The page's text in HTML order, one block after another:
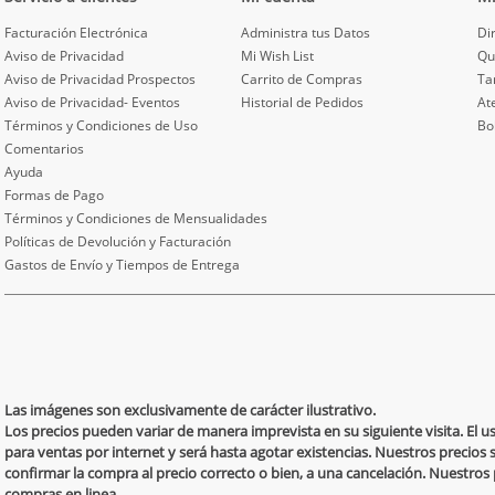
Facturación Electrónica
Aviso de Privacidad
Aviso de Privacidad Prospectos
Aviso de Privacidad- Eventos
Términos y Condiciones de Uso
Comentarios
Ayuda
Formas de Pago
Términos y Condiciones de Mensualidades
Políticas de Devolución y Facturación
Gastos de Envío y Tiempos de Entrega
Administra tus Datos
Mi Wish List
Carrito de Compras
Historial de Pedidos
Las imágenes son exclusivamente de carácter ilustrativo.
Los precios pueden variar de manera imprevista en su siguiente visita.
para ventas por internet y será hasta agotar existencias. Nuestros
confirmar la compra al precio correcto o bien, a una cancelación.